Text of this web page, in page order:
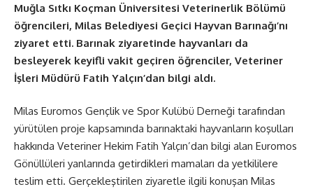
Muğla Sıtkı Koçman Üniversitesi Veterinerlik Bölümü
öğrencileri, Milas Belediyesi Geçici Hayvan Barınağı’nı
ziyaret etti. Barınak ziyaretinde hayvanları da
besleyerek keyifli vakit geçiren öğrenciler, Veteriner
İşleri Müdürü Fatih Yalçın’dan bilgi aldı.
Milas Euromos Gençlik ve Spor Kulübü Derneği tarafından
yürütülen proje kapsamında barınaktaki hayvanların koşulları
hakkında Veteriner Hekim Fatih Yalçın’dan bilgi alan Euromos
Gönüllüleri yanlarında getirdikleri mamaları da yetkililere
teslim etti. Gerçekleştirilen ziyaretle ilgili konuşan Milas